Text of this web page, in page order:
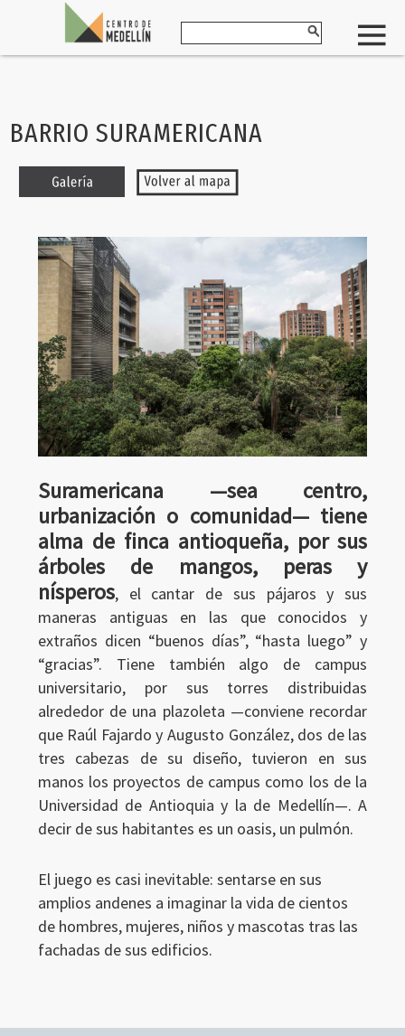
BARRIO SURAMERICANA
Suramericana —sea centro,
urbanización o comunidad— tiene
alma de finca antioqueña, por sus
árboles de mangos, peras y
nísperos, el cantar de sus pájaros y sus
maneras antiguas en las que conocidos y
extraños dicen “buenos días”, “hasta luego” y
“gracias”. Tiene también algo de campus
universitario, por sus torres distribuidas
alrededor de una plazoleta —conviene recordar
que Raúl Fajardo y Augusto González, dos de las
tres cabezas de su diseño, tuvieron en sus
manos los proyectos de campus como los de la
Universidad de Antioquia y la de Medellín—. A
decir de sus habitantes es un oasis, un pulmón.
El juego es casi inevitable: sentarse en sus
amplios andenes a imaginar la vida de cientos
de hombres, mujeres, niños y mascotas tras las
fachadas de sus edificios.